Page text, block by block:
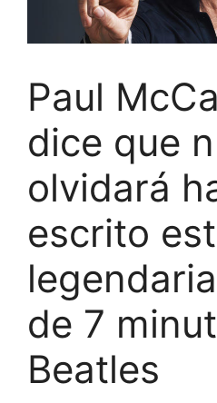
Paul
dice que
olvidará
escrito
de 7
Beatles